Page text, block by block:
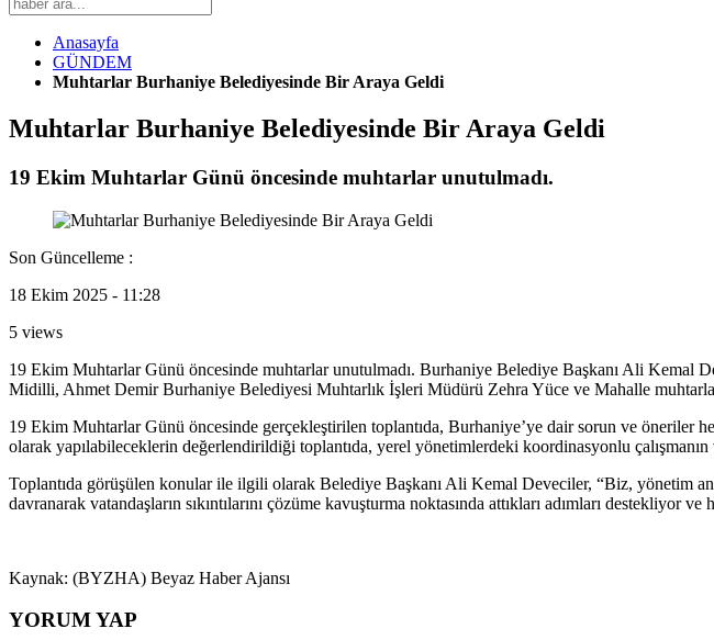
Anasayfa
GÜNDEM
Muhtarlar Burhaniye Belediyesinde Bir Araya Geldi
Muhtarlar Burhaniye Belediyesinde Bir Araya Geldi
19 Ekim Muhtarlar Günü öncesinde muhtarlar unutulmadı.
Son Güncelleme :
18 Ekim 2025 - 11:28
5 views
19 Ekim Muhtarlar Günü öncesinde muhtarlar unutulmadı. Burhaniye Belediye Başkanı Ali Kemal
Midilli, Ahmet Demir Burhaniye Belediyesi Muhtarlık İşleri Müdürü Zehra Yüce ve Mahalle
19 Ekim Muhtarlar Günü öncesinde gerçekleştirilen toplantıda, Burhaniye’ye dair sorun ve öneriler
olarak yapılabileceklerin değerlendirildiği toplantıda, yerel yönetimlerdeki koordinasyonlu
Toplantıda görüşülen konular ile ilgili olarak Belediye Başkanı Ali Kemal Deveciler, “Biz, yönetim
davranarak vatandaşların sıkıntılarını çözüme kavuşturma noktasında attıkları adımları destekliyor
Kaynak: (BYZHA) Beyaz Haber Ajansı
YORUM YAP